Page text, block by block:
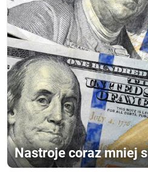
Nastroje coraz mniej